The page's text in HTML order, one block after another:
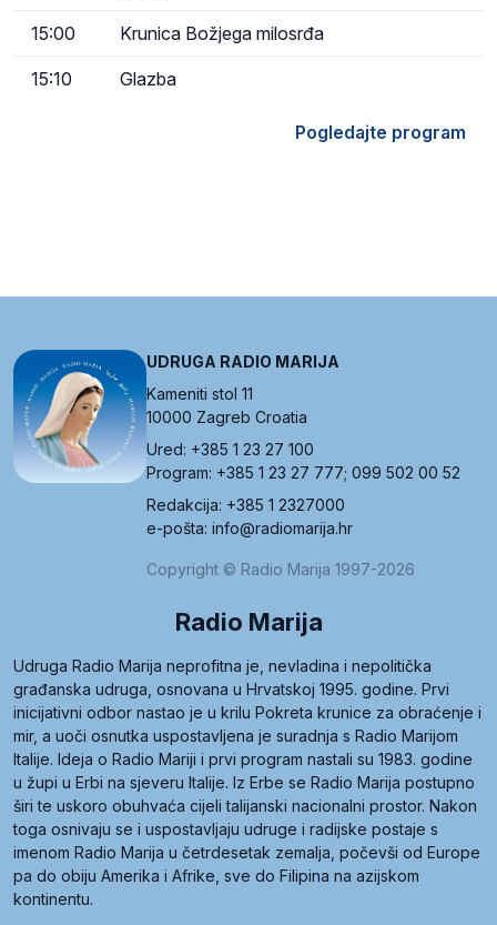
15:00 Krunica Božjega milosrđa
15:10 Glazba
Pogledajte program
UDRUGA RADIO MARIJA
Kameniti stol 11
10000 Zagreb Croatia
Ured: +385 1 23 27 100
Program: +385 1 23 27 777; 099 502 00 52
Redakcija: +385 1 2327000
e-pošta: info@radiomarija.hr
Copyright © Radio Marija 1997-2026
Radio Marija
Udruga Radio Marija neprofitna je, nevladina i nepolitička
građanska udruga, osnovana u Hrvatskoj 1995. godine. Prvi
inicijativni odbor nastao je u krilu Pokreta krunice za obraćenje i
mir, a uoči osnutka uspostavljena je suradnja s Radio Marijom
Italije. Ideja o Radio Mariji i prvi program nastali su 1983. godine
u župi u Erbi na sjeveru Italije. Iz Erbe se Radio Marija postupno
širi te uskoro obuhvaća cijeli talijanski nacionalni prostor. Nakon
toga osnivaju se i uspostavljaju udruge i radijske postaje s
imenom Radio Marija u četrdesetak zemalja, počevši od Europe
pa do obiju Amerika i Afrike, sve do Filipina na azijskom
kontinentu.